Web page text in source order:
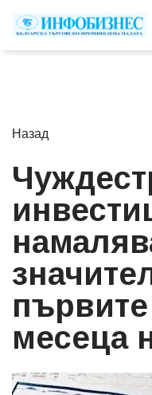
Назад
месеца